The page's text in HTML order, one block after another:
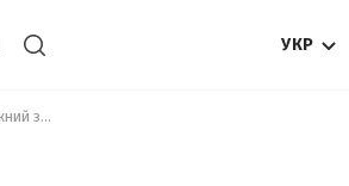
УКР
Люди вибігали на вулиці: у курортному регіоні Хорватії стався потужний землетрус